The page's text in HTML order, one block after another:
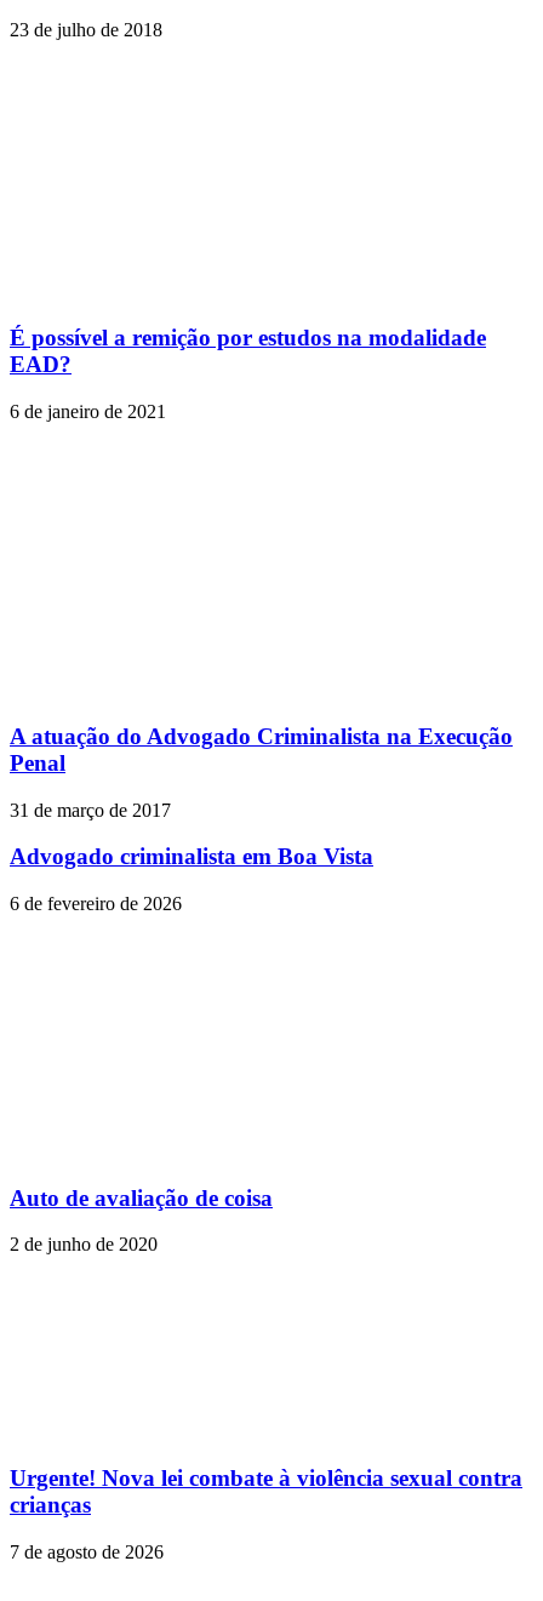
23 de julho de 2018
É possível a remição por estudos na modalidade
EAD?
6 de janeiro de 2021
A atuação do Advogado Criminalista na Execução
Penal
31 de março de 2017
Advogado criminalista em Boa Vista
6 de fevereiro de 2026
Auto de avaliação de coisa
2 de junho de 2020
Urgente! Nova lei combate à violência sexual contra
crianças
7 de agosto de 2026